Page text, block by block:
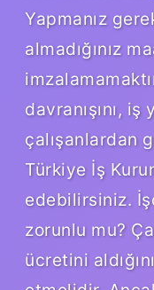
Yapmanız
almadığınız
davranışını,
çalışanlardan
Türkiye İş
edebilirsiniz.
zorunlu mu?
ücretini